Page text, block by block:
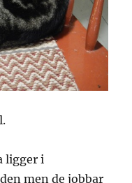
ligger i
men de jobbar